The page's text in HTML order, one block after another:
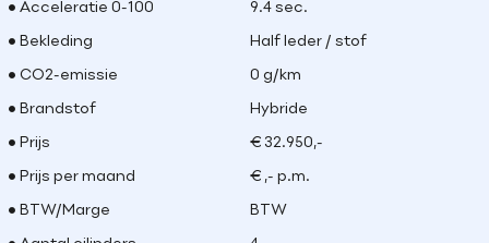
Acceleratie 0-100 9.4 sec.
Bekleding Half leder / stof
CO2-emissie 0 g/km
Brandstof Hybride
Prijs € 32.950,-
Prijs per maand € ,- p.m.
BTW/Marge BTW